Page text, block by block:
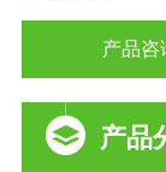
产品咨
产品